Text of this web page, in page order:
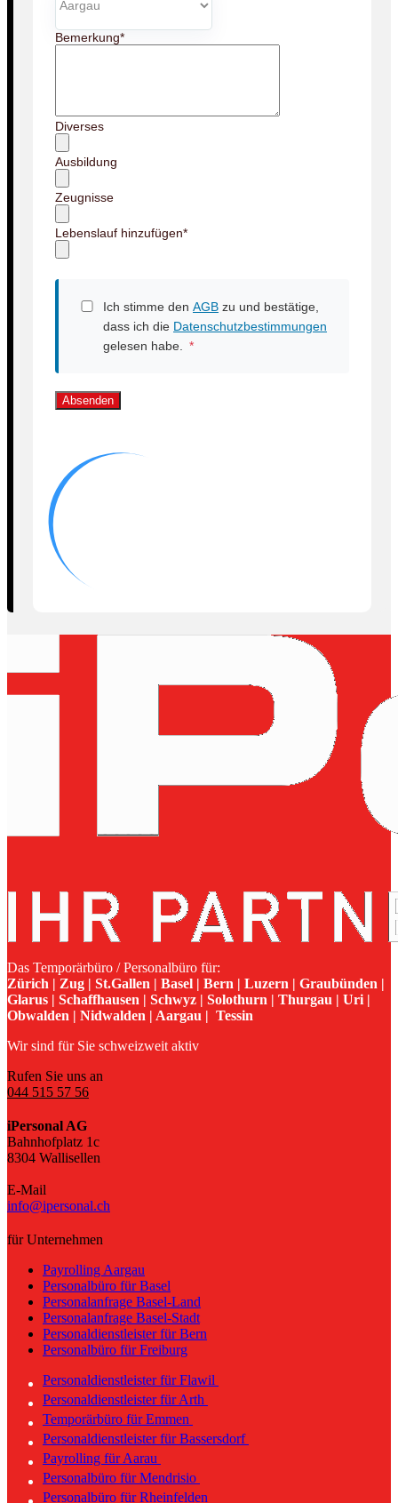
Bemerkung*
Diverses
Ausbildung
Zeugnisse
Lebenslauf hinzufügen*
Ich stimme den AGB zu und bestätige,
dass ich die Datenschutzbestimmungen
gelesen habe.
*
Absenden
Das Temporärbüro / Personalbüro für:
Zürich | Zug | St.Gallen | Basel | Bern | Luzern | Graubünden |
Glarus | Schaffhausen | Schwyz | Solothurn | Thurgau | Uri |
Obwalden | Nidwalden | Aargau | Tessin
Wir sind für Sie schweizweit aktiv
Rufen Sie uns an
044 515 57 56
iPersonal AG
Bahnhofplatz 1c
8304 Wallisellen
E-Mail
info@ipersonal.ch
für Unternehmen
Payrolling Aargau
Personalbüro für Basel
Personalanfrage Basel-Land
Personalanfrage Basel-Stadt
Personaldienstleister für Bern
Personalbüro für Freiburg
Personaldienstleister für Flawil
Personaldienstleister für Arth
Temporärbüro für Emmen
Personaldienstleister für Bassersdorf
Payrolling für Aarau
Personalbüro für Mendrisio
Personalbüro für Rheinfelden